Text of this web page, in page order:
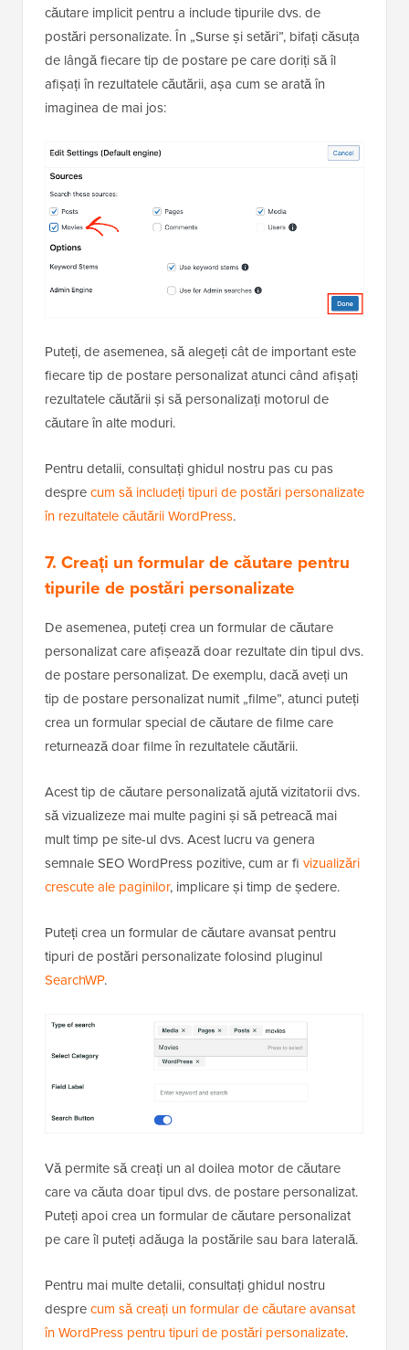
căutare implicit pentru a include tipurile dvs. de
postări personalizate. În „Surse și setări”, bifați căsuța
de lângă fiecare tip de postare pe care doriți să îl
afișați în rezultatele căutării, așa cum se arată în
imaginea de mai jos:
Puteți, de asemenea, să alegeți cât de important este
fiecare tip de postare personalizat atunci când afișați
rezultatele căutării și să personalizați motorul de
căutare în alte moduri.
Pentru detalii, consultați ghidul nostru pas cu pas
desprecum să includeți tipuri de postări personalizate
în rezultatele căutării WordPress.
7. Creați un formular de căutare pentru
tipurile de postări personalizate
De asemenea, puteți crea un formular de căutare
personalizat care afișează doar rezultate din tipul dvs.
de postare personalizat. De exemplu, dacă aveți un
tip de postare personalizat numit „filme”, atunci puteți
crea un formular special de căutare de filme care
returnează doar filme în rezultatele căutării.
Acest tip de căutare personalizată ajută vizitatorii dvs.
să vizualizeze mai multe pagini și să petreacă mai
mult timp pe site-ul dvs. Acest lucru va genera
semnale SEO WordPress pozitive, cum ar fi vizualizări
crescute ale paginilor, implicare și timp de ședere.
Puteți crea un formular de căutare avansat pentru
tipuri de postări personalizate folosind pluginul
SearchWP.
Vă permite să creați un al doilea motor de căutare
care va căuta doar tipul dvs. de postare personalizat.
Puteți apoi crea un formular de căutare personalizat
pe care îl puteți adăuga la postările sau bara laterală.
Pentru mai multe detalii, consultați ghidul nostru
desprecum să creați un formular de căutare avansat
în WordPress pentru tipuri de postări personalizate.